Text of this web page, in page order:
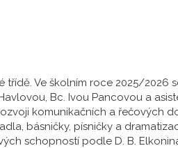
třídě. Ve školním roce 2025/2026
Bc. Ivou Pancovou a
komunikačních a řečových
básničky, písničky a
schopností podle D. B.